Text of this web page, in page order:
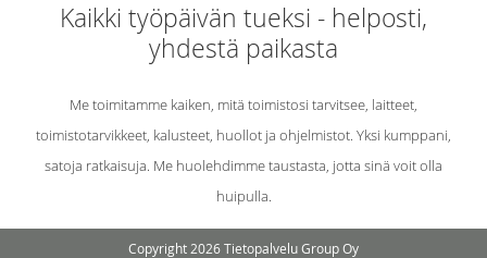
Kaikki työpäivän tueksi - helposti,
yhdestä paikasta
Me toimitamme kaiken, mitä toimistosi tarvitsee, laitteet,
toimistotarvikkeet, kalusteet, huollot ja ohjelmistot. Yksi kumppani,
satoja ratkaisuja. Me huolehdimme taustasta, jotta sinä voit olla
huipulla.
Copyright 2026 Tietopalvelu Group Oy